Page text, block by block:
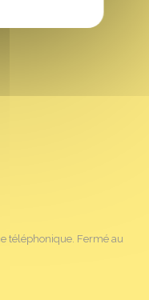
téléphonique. Fermé au